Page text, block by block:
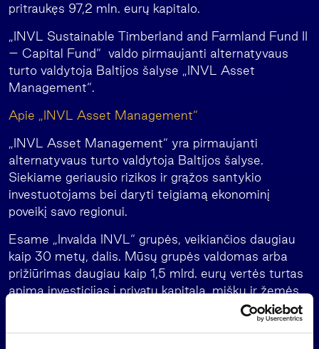
pritraukęs 97,2 mln. eurų kapitalo.
„INVL Sustainable Timberland and Farmland Fund II
– Capital Fund“ valdo pirmaujanti alternatyvaus
turto valdytoja Baltijos šalyse „INVL Asset
Management“.
Apie „INVL Asset Management“
„INVL Asset Management“ yra pirmaujanti
alternatyvaus turto valdytoja Baltijos šalyse.
Siekiame geriausio rizikos ir grąžos santykio
investuotojams bei daryti teigiamą ekonominį
poveikį savo regionui.
Esame „Invalda INVL“ grupės, veikiančios daugiau
kaip 30 metų, dalis. Mūsų grupės valdomas arba
prižiūrimas daugiau kaip 1,5 mlrd. eurų vertės turtas
apima investicijas į privatų kapitalą, miškų ir žemės
ūkio paskirties žemę, atsinaujinančią energetiką,
nekilnojamąjį turtą bei privačią skolą. Mūsų veikla